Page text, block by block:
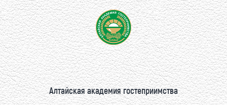
Алтайская академия гостеприимства